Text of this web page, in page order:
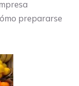
prepararse